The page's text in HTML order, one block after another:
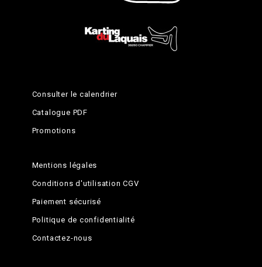
Consulter le calendrier
Catalogue PDF
Promotions
Mentions légales
Conditions d'utilisation CGV
Paiement sécurisé
Politique de confidentialité
Contactez-nous